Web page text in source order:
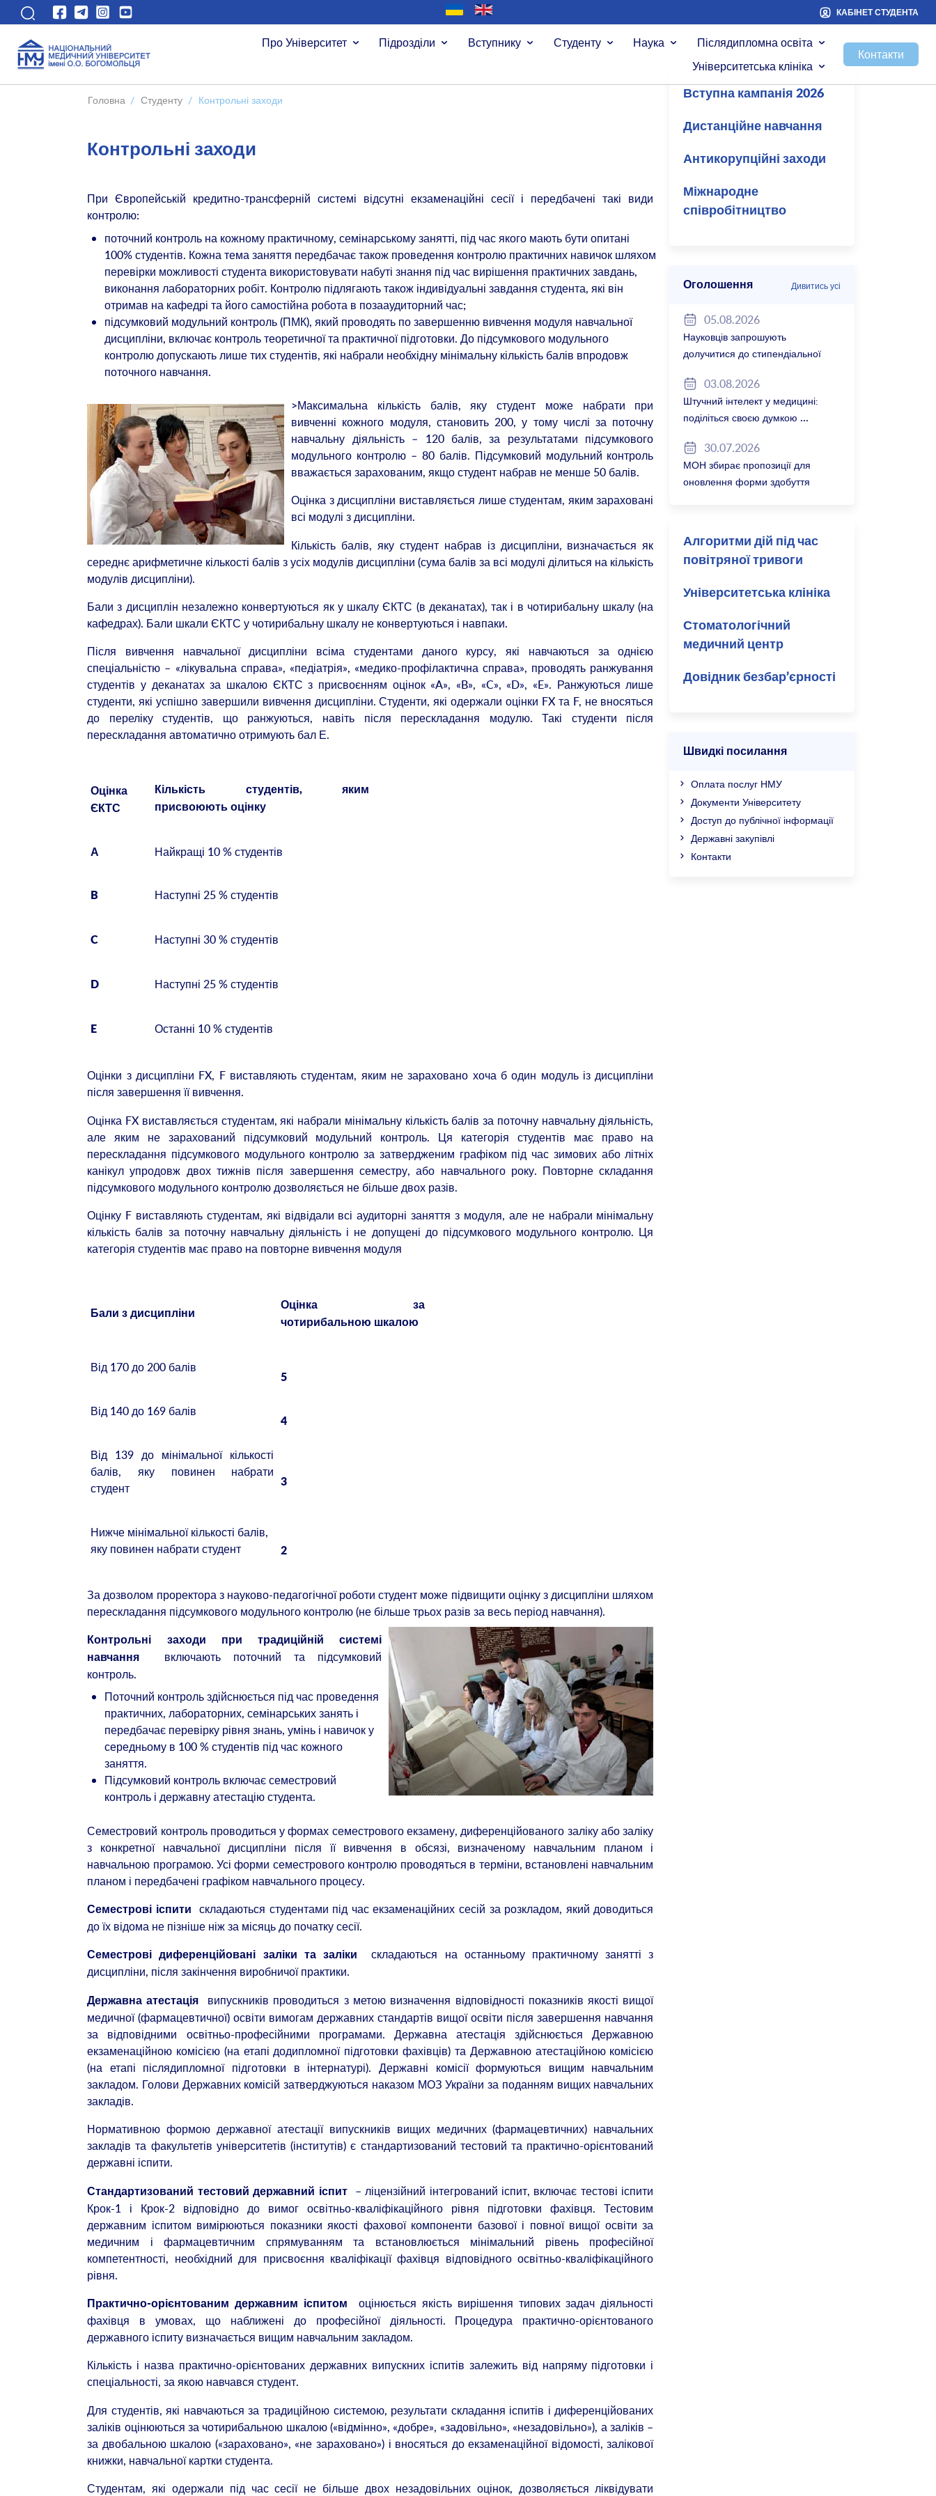
КАБІНЕТ СТУДЕНТА
Про Університет Підрозділи Вступнику Студенту Наука
Післядипломна освіта
Університетська клініка
Контакти
Головна / Студенту / Контрольні заходи
Контрольні заходи
При Європейській кредитно-трансферній системі відсутні екзаменаційні сесії і передбачені такі види
контролю:
поточний контроль на кожному практичному, семінарському занятті, під час якого мають бути опитані
100% студентів. Кожна тема заняття передбачає також проведення контролю практичних навичок шляхом
перевірки можливості студента використовувати набуті знання під час вирішення практичних завдань,
виконання лабораторних робіт. Контролю підлягають також індивідуальні завдання студента, які він
отримав на кафедрі та його самостійна робота в позааудиторний час;
підсумковий модульний контроль (ПМК), який проводять по завершенню вивчення модуля навчальної
дисципліни, включає контроль теоретичної та практичної підготовки. До підсумкового модульного
контролю допускають лише тих студентів, які набрали не­обхідну мінімальну кількість балів впродовж
поточного навчання.
>Максимальна кількість балів, яку студент може набрати при
вивченні кожного модуля, становить 200, у тому числі за поточну
навчальну діяльність – 120 балів, за результатами підсумкового
модульного контролю – 80 балів. Підсумковий модульний контроль
вважається зарахованим, якщо студент набрав не менше 50 балів.
Оцінка з дисципліни виставляється лише студентам, яким зараховані
всі модулі з дисципліни.
Кількість балів, яку студент набрав із дисципліни, визначається як
середнє арифметичне кількості балів з усіх модулів дисципліни (сума балів за всі модулі ділиться на кількість
модулів дисципліни).
Бали з дисциплін незалежно конвертуються як у шкалу ЄКТС (в деканатах), так і в чотирибальну шкалу (на
кафедрах). Бали шкали ЄКТС у чотирибальну шкалу не конвертуються і навпаки.
Після вивчення навчальної дисципліни всіма студентами даного курсу, які навчаються за однією
спеціальністю – «лікувальна справа», «педіатрія», «медико-профілактична справа», проводять ранжування
студентів у деканатах за шкалою ЄКТС з присвоєнням оцінок «A», «B», «C», «D», «E». Ранжуються лише
студенти, які успішно завершили вивчення дисципліни. Студенти, які одержали оцінки FX та F, не вносяться
до переліку студентів, що ранжуються, навіть після перескладання модулю. Такі студенти після
перескладання автоматично отримують бал Е.
Оцінка
ЄКТС
Кількість студентів, яким
присвоюють оцінку
А Найкращі 10 % студентів
B Наступні 25 % студентів
C Наступні 30 % студентів
D Наступні 25 % студентів
E Останні 10 % студентів
Оцінки з дисципліни FX, F виставляють студентам, яким не зараховано хоча б один модуль із дисципліни
після завершення її вивчення.
Оцінка FX виставляється студентам, які набрали мінімальну кількість балів за поточну навчальну діяльність,
але яким не зарахований підсумковий модульний контроль. Ця категорія студентів має право на
перескладання підсумкового модульного контролю за затвердженим графіком під час зимових або літніх
канікул упродовж двох тижнів після завершення семестру, або навчального року. Повторне складання
підсумкового модульного контролю дозволяється не більше двох разів.
Оцінку F виставляють студентам, які відвідали всі аудиторні заняття з модуля, але не набрали мінімальну
кількість балів за поточну навчальну діяльність і не допущені до підсумкового модульного контролю. Ця
категорія студентів має право на повторне вивчення модуля
Бали з дисципліни
Оцінка за
чотирибальною шкалою
Від 170 до 200 балів
5
Від 140 до 169 балів
4
Від 139 до мінімальної кількості
балів, яку повинен набрати
студент
3
Нижче мінімальної кількості балів,
яку повинен набрати студент
2
За дозволом проректора з науково-педагогічної роботи студент може підвищити оцінку з дисципліни шляхом
перескладання підсумкового модульного контролю (не більше трьох разів за весь період навчання).
Контрольні заходи при традиційній системі
навчання
включають поточний та підсумковий
контроль.
Поточний контроль здійснюється під час проведення
практичних, лабораторних, семінарських занять і
передбачає перевірку рівня знань, умінь і навичок у
середньому в 100 % студентів під час кожного
заняття.
Підсумковий контроль включає семестровий
контроль і державну атестацію студента.
Семестровий контроль проводиться у формах семестрового екзамену, диференційованого заліку або заліку
з конкретної навчальної дисципліни після її вивчення в обсязі, визначеному навчальним планом і
навчальною програмою. Усі форми семестрового контролю проводяться в терміни, встановлені навчальним
планом і передбачені графіком навчального процесу.
Семестрові іспити
складаються студентами під час екзаменаційних сесій за розкладом, який доводиться
до їх відома не пізніше ніж за місяць до початку сесії.
Семестрові диференційовані заліки та заліки
складаються на останньому практичному занятті з
дисципліни, після закінчення виробничої практики.
Державна атестація
випускників проводиться з метою визначення відповідності показників якості вищої
медичної (фармацевтичної) освіти вимогам державних стандартів вищої освіти після завершення навчання
за відповідними освітньо-професійними програмами. Державна атестація здійснюється Державною
екзаменаційною комісією (на етапі додипломної підготовки фахівців) та Державною атестаційною комісією
(на етапі післядипломної підготовки в інтернатурі). Державні комісії формуються вищим навчальним
закладом. Голови Державних комісій затверджуються наказом МОЗ України за поданням вищих навчальних
закладів.
Нормативною формою державної атестації випускників вищих медичних (фармацевтичних) навчальних
закладів та факультетів університетів (інститутів) є стандартизований тестовий та практично-орієнтований
державні іспити.
Стандартизований тестовий державний іспит
– ліцензійний інтегрований іспит, включає тестові іспити
Крок-1 і Крок-2 відповідно до вимог освітньо-кваліфікаційного рівня підготовки фахівця. Тестовим
державним іспитом вимірюються показники якості фахової компоненти базової і повної вищої освіти за
медичним і фармацевтичним спрямуванням та встановлюється мінімальний рівень професійної
компетентності, необхідний для присвоєння кваліфікації фахівця відповідного освітньо-кваліфікаційного
рівня.
Практично-орієнтованим державним іспитом
оцінюється якість вирішення типових задач діяльності
фахівця в умовах, що наближені до професійної діяльності. Процедура практично-орієнтованого
державного іспиту визначається вищим навчальним закладом.
Кількість і назва практично-орієнтованих державних випускних іспитів залежить від напряму підготовки і
спеціальності, за якою навчався студент.
Для студентів, які навчаються за традиційною системою, результати складання іспитів і диференційованих
заліків оціню­ються за чотирибальною шкалою («відмінно», «добре», «задовільно», «незадовільно»), а заліків –
за двобальною шкалою («зараховано», «не зараховано») і вносяться до екзаменаційної відомості, залікової
книжки, навчальної картки студента.
Студентам, які одержали під час сесії не більше двох незадовільних оцінок, дозволяється ліквідувати
Вступна кампанія 2026
Дистанційне навчання
Антикорупційні заходи
Міжнародне
співробітництво
Оголошення Дивитись усі
05.08.2026
Науковців запрошують
долучитися до стипендіальної
Баварія 2027/28
03.08.2026
Штучний інтелект у медицині:
поділіться своєю думкою
30.07.2026
МОН збирає пропозиції для
оновлення форми здобуття
Алгоритми дій під час
повітряної тривоги
Університетська клініка
Стоматологічний
медичний центр
Довідник безбар’єрності
Швидкі посилання
Оплата послуг НМУ
Документи Університету
Доступ до публічної інформації
Державні закупівлі
Контакти